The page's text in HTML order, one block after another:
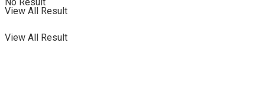
View All Result
View All Result